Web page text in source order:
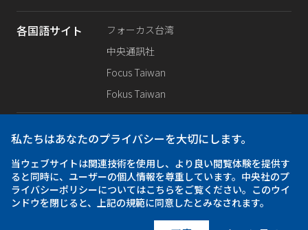
各国語サイト
フォーカス台湾
中央通訊社
Focus Taiwan
Fokus Taiwan
SNS公式
Facebook
Instagram
アプリ
iOS
私たちはあなたのプライバシーを大切にします。
当ウェブサイトは関連技術を使用し、より良い閲覧体験を提供す
ると同時に、ユーザーの個人情報を尊重しています。中央社のプ
ライバシーポリシーについてはこちらをご覧ください。このウイ
ンドウを閉じると、上記の規範に同意したとみなされます。